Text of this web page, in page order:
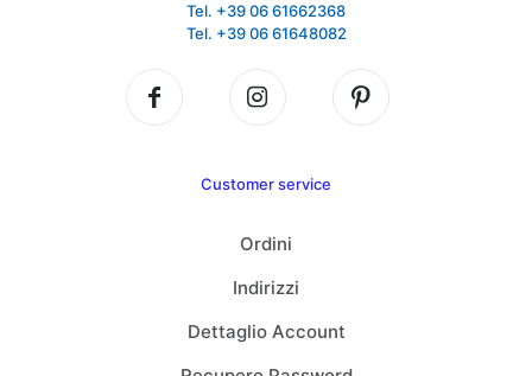
Tel. +39 06 61662368
Tel. +39 06 61648082
Customer service
Ordini
Indirizzi
Dettaglio Account